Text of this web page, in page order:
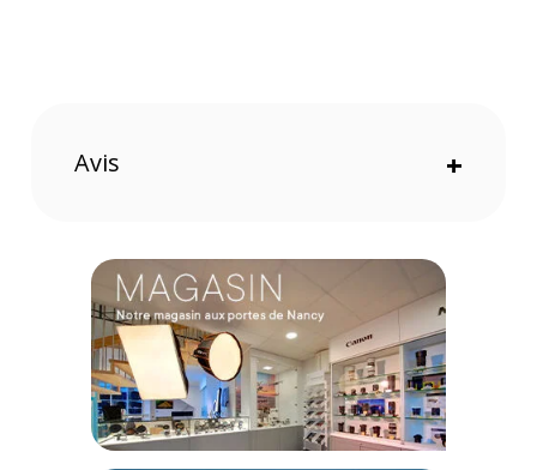
créateur contourne ce problème en créant une véritable
épine dorsale autour de votre téléphone. En vous offrant des
points d'ancrage solides pour vos éventuels modules
d'éclairage ou microphones, l'ensemble équilibre
parfaitement le poids de votre configuration. Cette inertie
nouvelle gomme naturellement les micro-tremblements,
rendant vos mouvements de caméra beaucoup plus fluides
tout en limitant votre fatigue musculaire sur les longues
sessions.
Avis +